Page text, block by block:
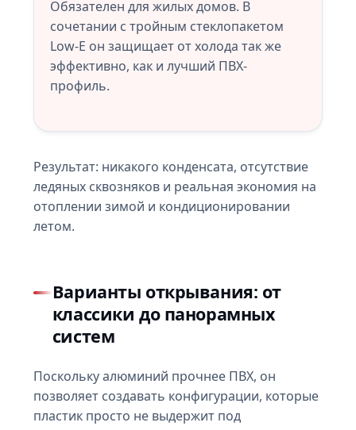
Обязателен для жилых домов. В
сочетании с тройным стеклопакетом
Low-E он защищает от холода так же
эффективно, как и лучший ПВХ-
профиль.
Результат: никакого конденсата, отсутствие
ледяных сквозняков и реальная экономия на
отоплении зимой и кондиционировании
летом.
Варианты открывания: от
классики до панорамных
систем
Поскольку алюминий прочнее ПВХ, он
позволяет создавать конфигурации, которые
пластик просто не выдержит под